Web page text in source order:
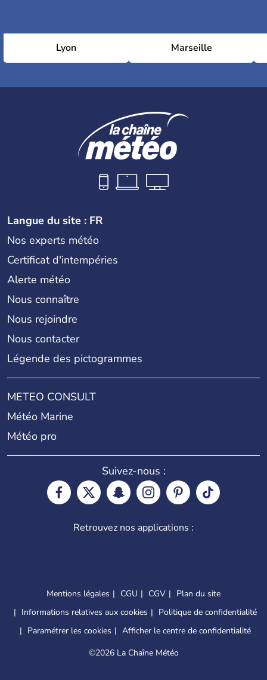
Lyon Marseille
Langue du site : FR
Nos experts météo
Certificat d'intempéries
Alerte météo
Nous connaître
Nous rejoindre
Nous contacter
Légende des pictogrammes
METEO CONSULT
Météo Marine
Météo pro
Suivez-nous :
Retrouvez nos applications :
Mentions légales CGU CGV
Plan du site
Informations relatives aux cookies
Politique de confidentialité
Paramétrer les cookies
Afficher le centre de confidentialité
©2026 La Chaîne Météo